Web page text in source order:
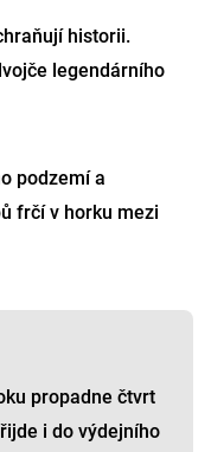
historii.
legendárního
podzemí a
frčí v horku mezi
propadne čtvrt
i do výdejního